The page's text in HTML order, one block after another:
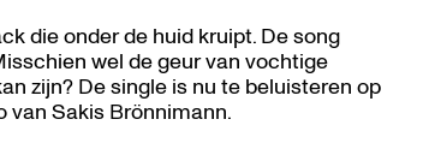
die onder de huid kruipt. De song
wel de geur van vochtige
zijn? De single is nu te beluisteren op
Sakis Brönnimann.